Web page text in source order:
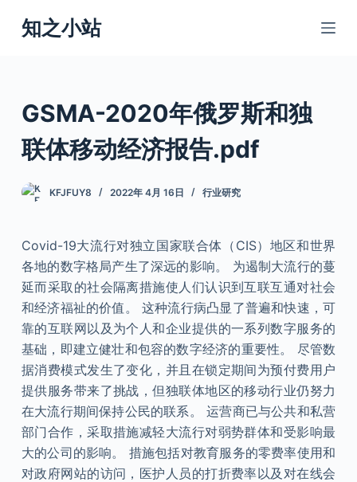
跳
过
知之小站
GSMA-2020年俄罗斯和独
联体移动经济报告.pdf
KFJFUY8 2022年 4月 16日 行业研究
Covid-19大流行对独立国家联合体（CIS）地区和世界
各地的数字格局产生了深远的影响。 为遏制大流行的蔓
延而采取的社会隔离措施使人们认识到互联互通对社会
和经济福祉的价值。 这种流行病凸显了普遍和快速，可
靠的互联网以及为个人和企业提供的一系列数字服务的
基础，即建立健壮和包容的数字经济的重要性。 尽管数
据消费模式发生了变化，并且在锁定期间为预付费用户
提供服务带来了挑战，但独联体地区的移动行业仍努力
在大流行期间保持公民的联系。 运营商已与公共和私营
部门合作，采取措施减轻大流行对弱势群体和受影响最
大的公司的影响。 措施包括对教育服务的零费率使用和
对政府网站的访问，医护人员的打折费率以及对在线会